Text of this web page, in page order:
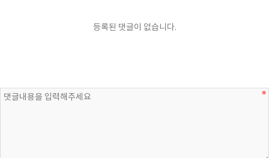
등록된 댓글이 없습니다.